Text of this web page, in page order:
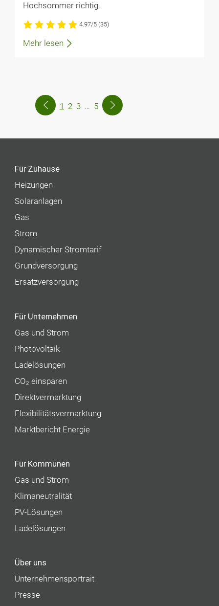
Hochsommer richtig.
4.97/5 (35)
Mehr lesen
1 2 3 … 5
Für Zuhause
Heizungen
Solaranlagen
Gas
Strom
Dynamischer Stromtarif
Grundversorgung
Ersatzversorgung
Für Unternehmen
Gas und Strom
Photovoltaik
Ladelösungen
CO₂ einsparen
Direktvermarktung
Flexibilitätsvermarktung
Marktbericht Energie
Für Kommunen
Gas und Strom
Klimaneutralität
PV-Lösungen
Ladelösungen
Über uns
Unternehmens­portrait
Presse